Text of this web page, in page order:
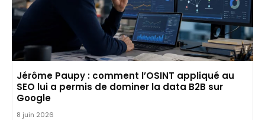
Jérôme Paupy : comment l’OSINT appliqué au
SEO lui a permis de dominer la data B2B sur
Google
8 juin 2026